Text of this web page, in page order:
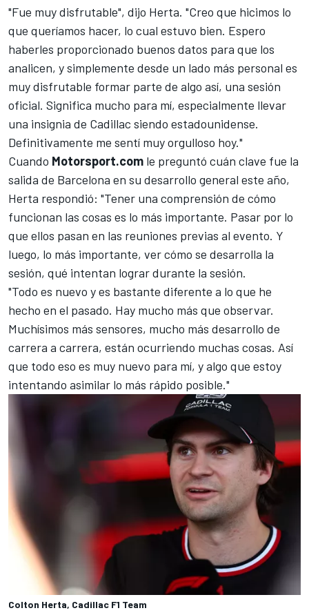
"Fue muy disfrutable", dijo Herta. "Creo que hicimos lo
que queríamos hacer, lo cual estuvo bien. Espero
haberles proporcionado buenos datos para que los
analicen, y simplemente desde un lado más personal es
muy disfrutable formar parte de algo así, una sesión
oficial. Significa mucho para mí, especialmente llevar
una insignia de Cadillac siendo estadounidense.
Definitivamente me sentí muy orgulloso hoy."
Cuando Motorsport.com le preguntó cuán clave fue la
salida de Barcelona en su desarrollo general este año,
Herta respondió: "Tener una comprensión de cómo
funcionan las cosas es lo más importante. Pasar por lo
que ellos pasan en las reuniones previas al evento. Y
luego, lo más importante, ver cómo se desarrolla la
sesión, qué intentan lograr durante la sesión.
"Todo es nuevo y es bastante diferente a lo que he
hecho en el pasado. Hay mucho más que observar.
Muchísimos más sensores, mucho más desarrollo de
carrera a carrera, están ocurriendo muchas cosas. Así
que todo eso es muy nuevo para mí, y algo que estoy
intentando asimilar lo más rápido posible."
Colton Herta, Cadillac F1 Team